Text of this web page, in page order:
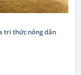
tri thức nông dân